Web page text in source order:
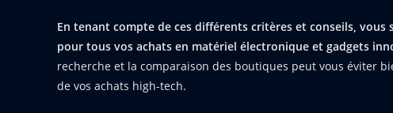
En tenant compte de ces différents critères et conseils,
pour tous vos achats en matériel électronique et gadgets
recherche et la comparaison des boutiques peut vous éviter
de vos achats high-tech.